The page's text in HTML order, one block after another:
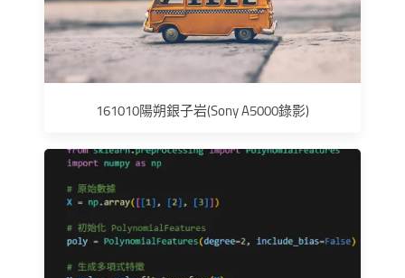
161010陽朔銀子岩(Sony A5000錄影)